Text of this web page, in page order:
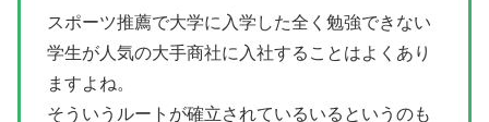
スポーツ推薦で大学に入学した全く勉強できない
学生が人気の大手商社に入社することはよくあり
ますよね。
そういうルートが確立されているいるというのも